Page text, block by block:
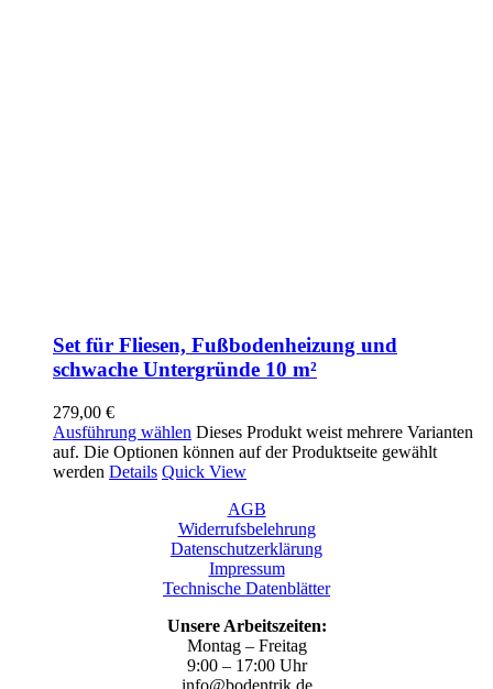
Set für Fliesen, Fußbodenheizung und
schwache Untergründe 10 m²
279,00 €
Ausführung wählen Dieses Produkt weist mehrere Varianten
auf. Die Optionen können auf der Produktseite gewählt
werden Details Quick View
AGB
Widerrufsbelehrung
Datenschutzerklärung
Impressum
Technische Datenblätter
Unsere Arbeitszeiten:
Montag – Freitag
9:00 – 17:00 Uhr
info@bodentrik.de